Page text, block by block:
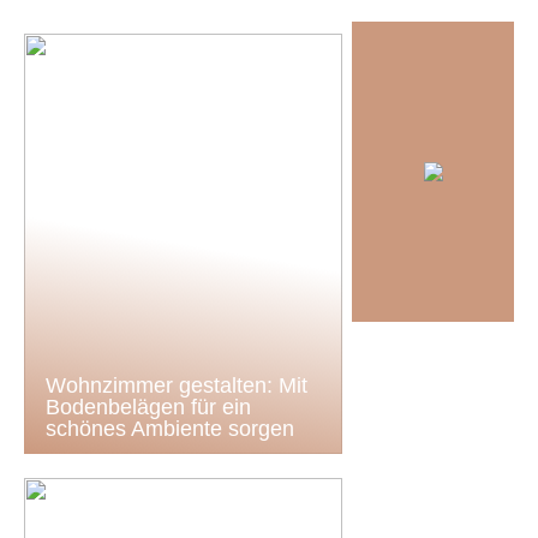
Wohnzimmer gestalten: Mit
Bodenbelägen für ein
schönes Ambiente sorgen